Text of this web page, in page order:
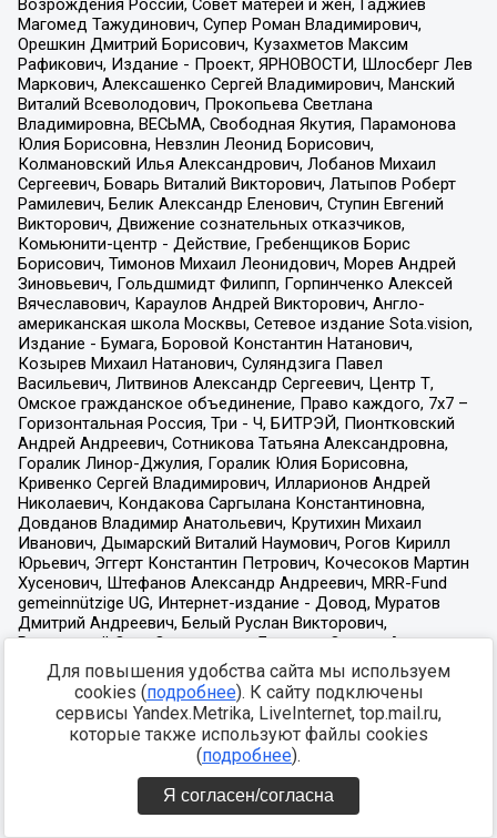
Для повышения удобства сайта мы используем
cookies (подробнее). К сайту подключены
сервисы Yandex.Metrika, LiveInternet, top.mail.ru,
которые также используют файлы cookies
(подробнее).
Я согласен/согласна